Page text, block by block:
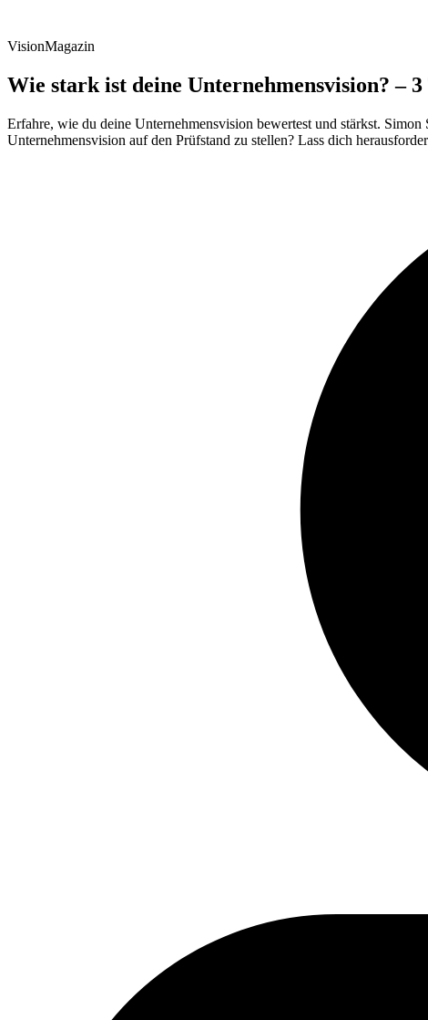
VisionMagazin
Wie stark ist deine Unternehmensvision? –
Erfahre, wie du deine Unternehmensvision bewertest und stärkst.
Unternehmensvision auf den Prüfstand zu stellen? Lass dich